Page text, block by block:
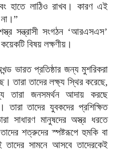
হাতে লাঠিও রাখব। কারণ এই
সন্ত্রাসী সংগঠন ‘আরএসএস’
বিষয় লক্ষণীয়।
ভারত প্রতিষ্ঠার জন্য মুশরিকরা
তারা তাদের লক্ষ্য স্থির করেছে,
তারা জনসমর্থন আদায় করছে
তারা তাদের যুবকদের প্রশিক্ষিত
সাধারণ মানুষদের অস্ত্র ধরতে
শত্রুদের স্পষ্টরূপে হুমকি বা
তাদের সামনে আসবে তাদেরকেই